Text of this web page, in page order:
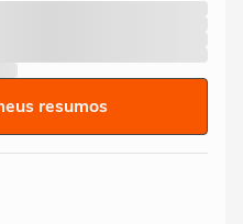
resumos